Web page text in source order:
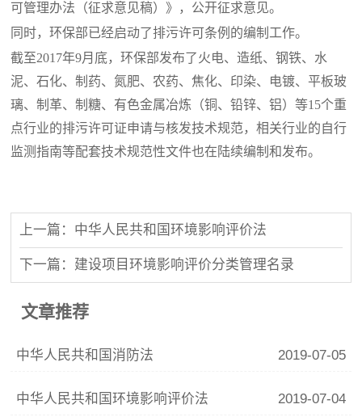
可管理办法（征求意见稿）》，公开征求意见。
同时，环保部已经启动了排污许可条例的编制工作。
截至2017年9月底，环保部发布了火电、造纸、钢铁、水
泥、石化、制药、氮肥、农药、焦化、印染、电镀、平板玻
璃、制革、制糖、有色金属冶炼（铜、铅锌、铝）等15个重
点行业的排污许可证申请与核发技术规范，相关行业的自行
监测指南等配套技术规范性文件也在陆续编制和发布。
上一篇：中华人民共和国环境影响评价法
下一篇：建设项目环境影响评价分类管理名录
文章推荐
中华人民共和国消防法 2019-07-05
中华人民共和国环境影响评价法 2019-07-04